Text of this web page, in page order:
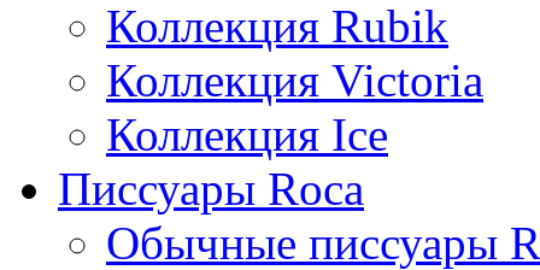
Коллекция Rubik
Коллекция Victoria
Коллекция Ice
Писсуары Roca
Обычные писсуары